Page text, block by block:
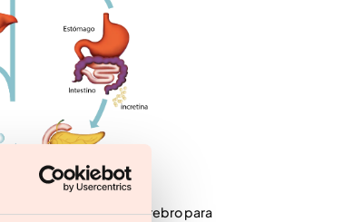
envían señales al cerebro para